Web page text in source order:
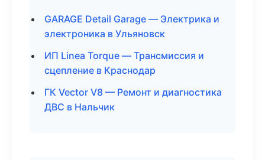
GARAGE Detail Garage — Электрика и
электроника в Ульяновск
ИП Linea Torque — Трансмиссия и
сцепление в Краснодар
ГК Vector V8 — Ремонт и диагностика
ДВС в Нальчик